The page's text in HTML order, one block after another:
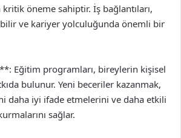
öneme sahiptir. İş bağlantıları,
ve kariyer yolculuğunda önemli bir
Eğitim programları, bireylerin kişisel
bulunur. Yeni beceriler kazanmak,
daha iyi ifade etmelerini ve daha etkili
sağlar.